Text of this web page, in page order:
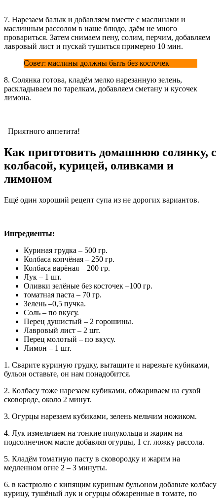
7. Нарезаем балык и добавляем вместе с маслинами и
маслинным рассолом в наше блюдо, даём не много
провариться. Затем снимаем пену, солим, перчим, добавляем
лавровый лист и пускай тушиться примерно 10 мин.
Совет: маслины должны быть без косточек
8. Солянка готова, кладём мелко нарезанную зелень,
раскладываем по тарелкам, добавляем сметану и кусочек
лимона.
Приятного аппетита!
Как приготовить домашнюю солянку, с
колбасой, курицей, оливками и
лимоном
Ещё один хороший рецепт супа из не дорогих вариантов.
Ингредиенты:
Куриная грудка – 500 гр.
Колбаса копчёная – 250 гр.
Колбаса варёная – 200 гр.
Лук – 1 шт.
Оливки зелёные без косточек –100 гр.
томатная паста – 70 гр.
Зелень –0,5 пучка.
Соль – по вкусу.
Перец душистый – 2 горошины.
Лавровый лист – 2 шт.
Перец молотый – по вкусу.
Лимон – 1 шт.
1. Сварите куриную грудку, вытащите и нарежьте кубиками,
бульон оставьте, он нам понадобится.
2. Колбасу тоже нарезаем кубиками, обжариваем на сухой
сковороде, около 2 минут.
3. Огурцы нарезаем кубиками, зелень мельчим ножиком.
4. Лук измельчаем на тонкие полукольца и жарим на
подсолнечном масле добавляя огурцы, 1 ст. ложку рассола.
5. Кладём томатную пасту в сковородку и жарим на
медленном огне 2 – 3 минуты.
6. в кастрюлю с кипящим куриным бульоном добавьте колбасу
курицу, тушёный лук и огурцы обжаренные в томате, по